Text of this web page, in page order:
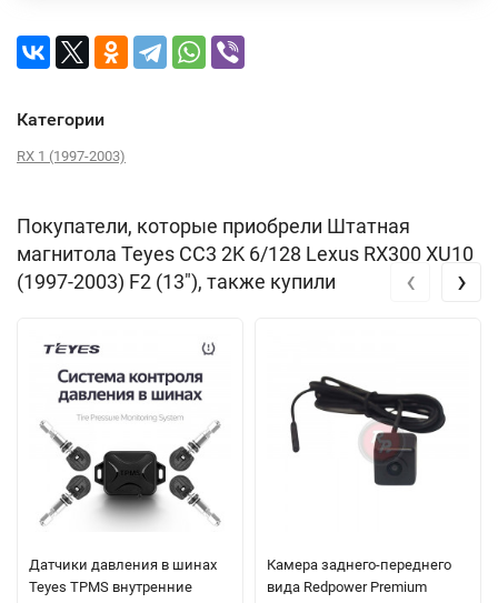
Категории
RX 1 (1997-2003)
Покупатели, которые приобрели Штатная
магнитола Teyes CC3 2K 6/128 Lexus RX300 XU10
(1997-2003) F2 (13"), также купили
Датчики давления в шинах
Teyes TPMS внутренние
Камера заднего-переднего
вида Redpower Premium
‹ ›